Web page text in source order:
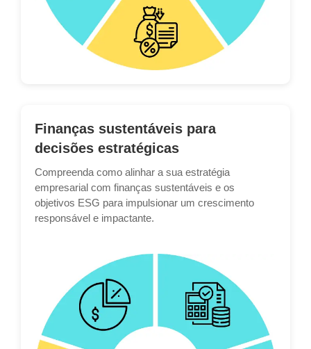
Finanças sustentáveis para
decisões estratégicas
Compreenda como alinhar a sua estratégia
empresarial com finanças sustentáveis e os
objetivos ESG para impulsionar um crescimento
responsável e impactante.